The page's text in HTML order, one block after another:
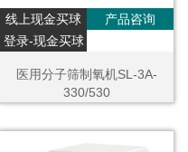
线上现金买球
登录-现金买球
产品咨询
医用分子筛制氧机SL-3A-
330/530